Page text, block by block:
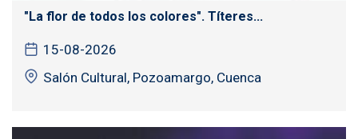
"La flor de todos los colores". Títeres...
15-08-2026
Salón Cultural, Pozoamargo, Cuenca